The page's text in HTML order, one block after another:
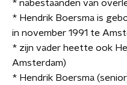
* nabestaanden van
* Hendrik Boersma is
in november 1991 te
* zijn vader heette ook
Amsterdam)
* Hendrik Boersma